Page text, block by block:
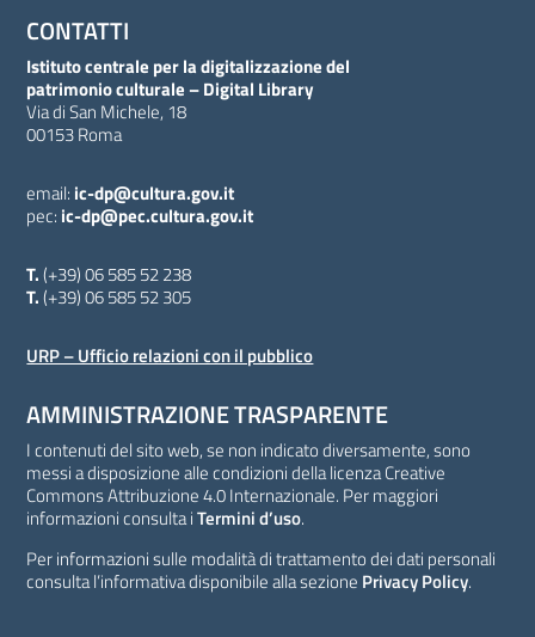
CONTATTI
Istituto centrale per la digitalizzazione del
patrimonio culturale – Digital Library
Via di San Michele, 18
00153 Roma
email: ic-dp@cultura.gov.it
pec: ic-dp@pec.cultura.gov.it
T.(+39) 06 585 52 238
T.(+39) 06 585 52 305
URP – Ufficio relazioni con il pubblico
AMMINISTRAZIONE TRASPARENTE
I contenuti del sito web, se non indicato diversamente, sono
messi a disposizione alle condizioni della licenza Creative
Commons Attribuzione 4.0 Internazionale. Per maggiori
informazioni consulta iTermini d’uso.
Per informazioni sulle modalità di trattamento dei dati personali
consulta l’informativa disponibile alla sezione Privacy Policy.